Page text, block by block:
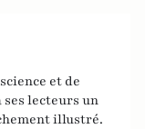
et de
ses lecteurs un
illustré.